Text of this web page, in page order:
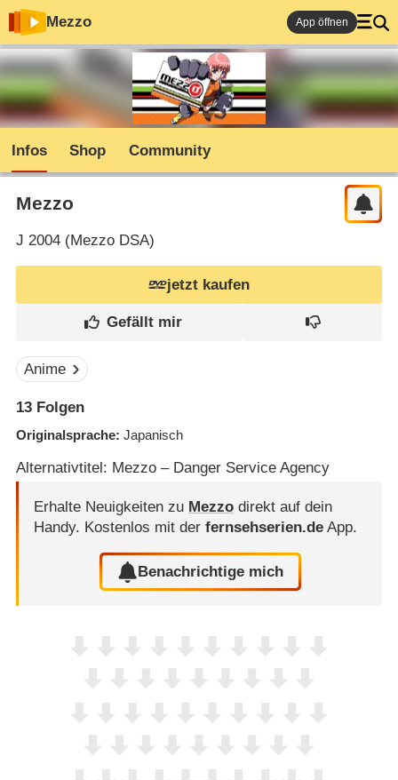
Mezzo App öffnen
Infos Shop Community
Mezzo
J 2004 (Mezzo DSA)
jetzt kaufen
Anime
13Folgen
Originalsprache Japanisch
Alternativtitel: Mezzo – Danger Service Agency
Erhalte Neuigkeiten zu Mezzodirekt auf dein
Handy. Kostenlos mit der fernsehserien.deApp.
Benachrichtige mich